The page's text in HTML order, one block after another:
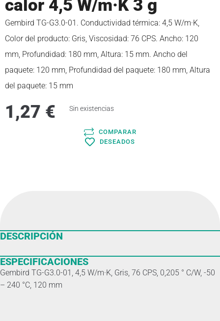
calor 4,5 W/m·K 3 g
Gembird TG-G3.0-01. Conductividad térmica: 4,5 W/m·K,
Color del producto: Gris, Viscosidad: 76 CPS. Ancho: 120
mm, Profundidad: 180 mm, Altura: 15 mm. Ancho del
paquete: 120 mm, Profundidad del paquete: 180 mm, Altura
del paquete: 15 mm
1,27 € Sin existencias
COMPARAR
DESEADOS
DESCRIPCIÓN
ESPECIFICACIONES
Gembird TG-G3.0-01, 4,5 W/m·K, Gris, 76 CPS, 0,205 ° C/W, -50
– 240 °C, 120 mm